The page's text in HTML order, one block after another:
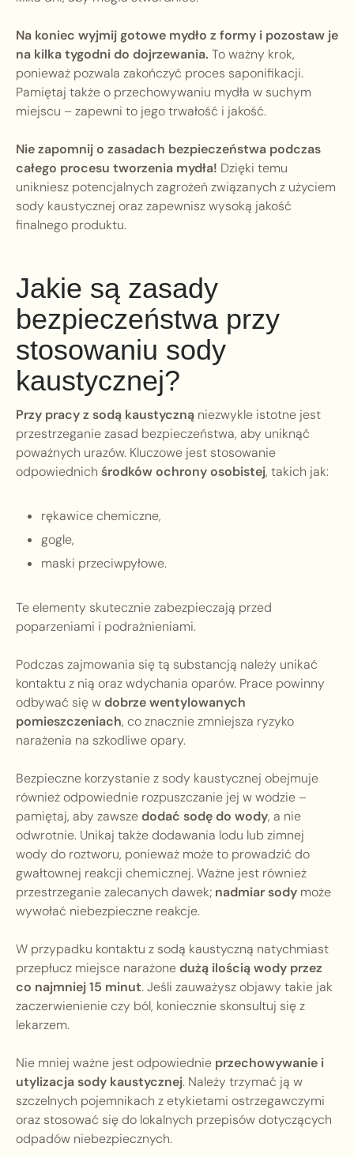
Na koniec wyjmij gotowe mydło z formy i pozostaw je
na kilka tygodni do dojrzewania. To ważny krok,
ponieważ pozwala zakończyć proces saponifikacji.
Pamiętaj także o przechowywaniu mydła w suchym
miejscu – zapewni to jego trwałość i jakość.
Nie zapomnij o zasadach bezpieczeństwa podczas
całego procesu tworzenia mydła! Dzięki temu
unikniesz potencjalnych zagrożeń związanych z użyciem
sody kaustycznej oraz zapewnisz wysoką jakość
finalnego produktu.
Jakie są zasady
bezpieczeństwa przy
stosowaniu sody
kaustycznej?
Przy pracy z sodą kaustyczną niezwykle istotne jest
przestrzeganie zasad bezpieczeństwa, aby uniknąć
poważnych urazów. Kluczowe jest stosowanie
odpowiednich środków ochrony osobistej, takich jak:
rękawice chemiczne,
gogle,
maski przeciwpyłowe.
Te elementy skutecznie zabezpieczają przed
poparzeniami i podrażnieniami.
Podczas zajmowania się tą substancją należy unikać
kontaktu z nią oraz wdychania oparów. Prace powinny
odbywać się wdobrze wentylowanych
pomieszczeniach, co znacznie zmniejsza ryzyko
narażenia na szkodliwe opary.
Bezpieczne korzystanie z sody kaustycznej obejmuje
również odpowiednie rozpuszczanie jej w wodzie –
pamiętaj, aby zawszedodać sodę do wody, a nie
odwrotnie. Unikaj także dodawania lodu lub zimnej
wody do roztworu, ponieważ może to prowadzić do
gwałtownej reakcji chemicznej. Ważne jest również
przestrzeganie zalecanych dawek; nadmiar sody może
wywołać niebezpieczne reakcje.
W przypadku kontaktu z sodą kaustyczną natychmiast
przepłucz miejsce narażonedużą ilością wody przez
co najmniej 15 minut. Jeśli zauważysz objawy takie jak
zaczerwienienie czy ból, koniecznie skonsultuj się z
lekarzem.
Nie mniej ważne jest odpowiednie przechowywanie i
utylizacja sody kaustycznej. Należy trzymać ją w
szczelnych pojemnikach z etykietami ostrzegawczymi
oraz stosować się do lokalnych przepisów dotyczących
odpadów niebezpiecznych.